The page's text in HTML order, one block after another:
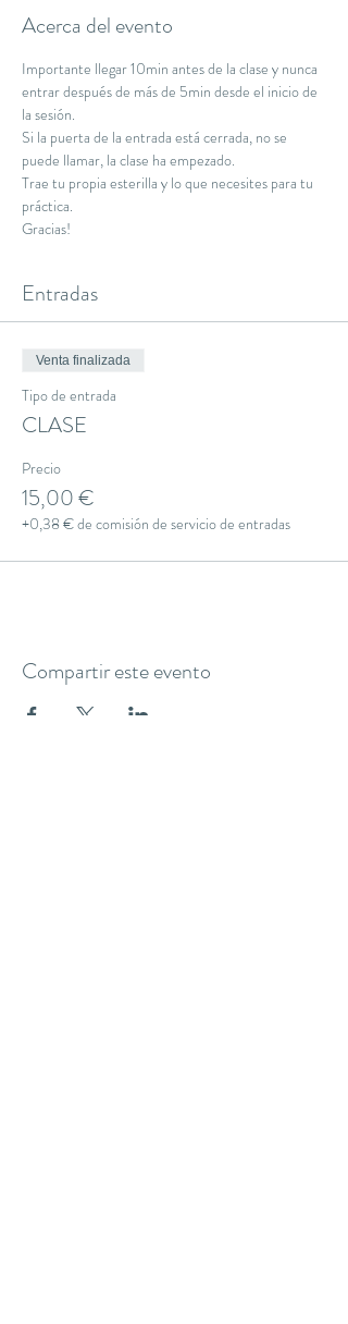
Acerca del evento
Importante llegar 10min antes de la clase y nunca
entrar después de más de 5min desde el inicio de
la sesión.
Si la puerta de la entrada está cerrada, no se
puede llamar, la clase ha empezado.
Trae tu propia esterilla y lo que necesites para tu
práctica.
Gracias!
Entradas
Venta finalizada
Tipo de entrada
CLASE
Precio
15,00 €
+0,38 € de comisión de servicio de entradas
Compartir este evento